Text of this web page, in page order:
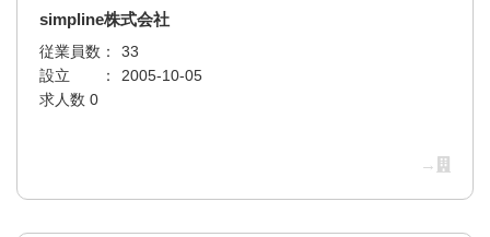
simpline株式会社
従業員数：
33
設立 ：
2005-10-05
求人数 0
→